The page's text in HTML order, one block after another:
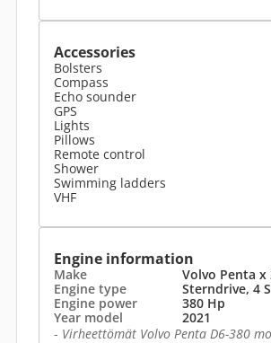
Accessories
Bolsters
Compass
Echo sounder
GPS
Lights
Pillows
Remote control
Shower
Swimming ladders
VHF
Engine information
Make Volvo Penta x
Engine type
Sterndrive, 4
Engine power
380 Hp
Year model
2021
- Virheettömät Volvo Penta D6-380